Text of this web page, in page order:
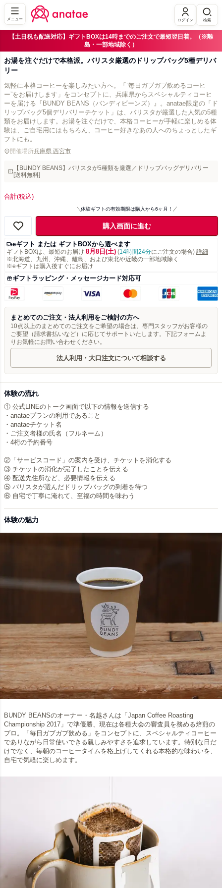
メニュー ログイン 検索
【土日祝も配送対応】ギフトBOXは14時までのご注文で最短翌日着。（※離
島・一部地域除く）
お湯を注ぐだけで本格派。バリスタ厳選のドリップバッグ5種デリバ
リー
気軽に本格コーヒーを楽しみたい方へ。「”毎日ガブガブ飲めるコーヒ
ー”をお届けします」をコンセプトに、兵庫県からスペシャルティコーヒ
ーを届ける『BUNDY BEANS（バンディビーンズ）』。anatae限定の「ド
リップバッグ5個デリバリーチケット」は、バリスタが厳選した人気の5種
類をお届けします。お湯を注ぐだけで、本格コーヒーが手軽に楽しめる体
験は、ご自宅用にはもちろん、コーヒー好きなあの人へのちょっとしたギ
フトにも。
開催場所兵庫県 西宮市
【BUNDY BEANS】バリスタが5種類を厳選／ドリップバッグデリバリー
[送料無料]
合計(税込)
体験ギフトの有効期限は購入から6ヶ月！
購入画面に進む
eギフト または ギフトBOXから選べます
ギフトBOXは、最短のお届け 8月8日(土) (14時間24分にご注文の場合) 詳細
※北海道、九州、沖縄、離島、および東北や近畿の一部地域除く
※eギフトは購入後すぐにお届け
ギフトラッピング・メッセージカード対応可
まとめてのご注文・法人利用をご検討の方へ
10点以上のまとめてのご注文をご希望の場合は、専門スタッフがお客様の
ご要望（請求書払いなど）に応じてサポートいたします。下記フォームよ
りお気軽にお問い合わせください。
法人利用・大口注文について相談する
体験の流れ
① 公式LINEのトーク画面で以下の情報を送信する
・anataeプランの利用であること
・anataeチケット名
・ご注文者様の氏名（フルネーム）
・4桁の予約番号
②「サービスコード」の案内を受け、チケットを消化する
③ チケットの消化が完了したことを伝える
④ 配送先住所など、必要情報を伝える
⑤ バリスタが選んだドリップバッグの到着を待つ
⑥ 自宅で丁寧に淹れて、至福の時間を味わう
体験の魅力
BUNDY BEANSのオーナー・名越さんは「Japan Coffee Roasting
Championship 2017」で準優勝、現在は各種大会の審査員を務める焙煎の
プロ。「毎日ガブガブ飲める」をコンセプトに、スペシャルティコーヒー
でありながら日常使いできる親しみやすさを追求しています。特別な日だ
けでなく、毎朝のコーヒータイムを格上げしてくれる本格的な味わいを、
自宅で気軽に楽しめます。